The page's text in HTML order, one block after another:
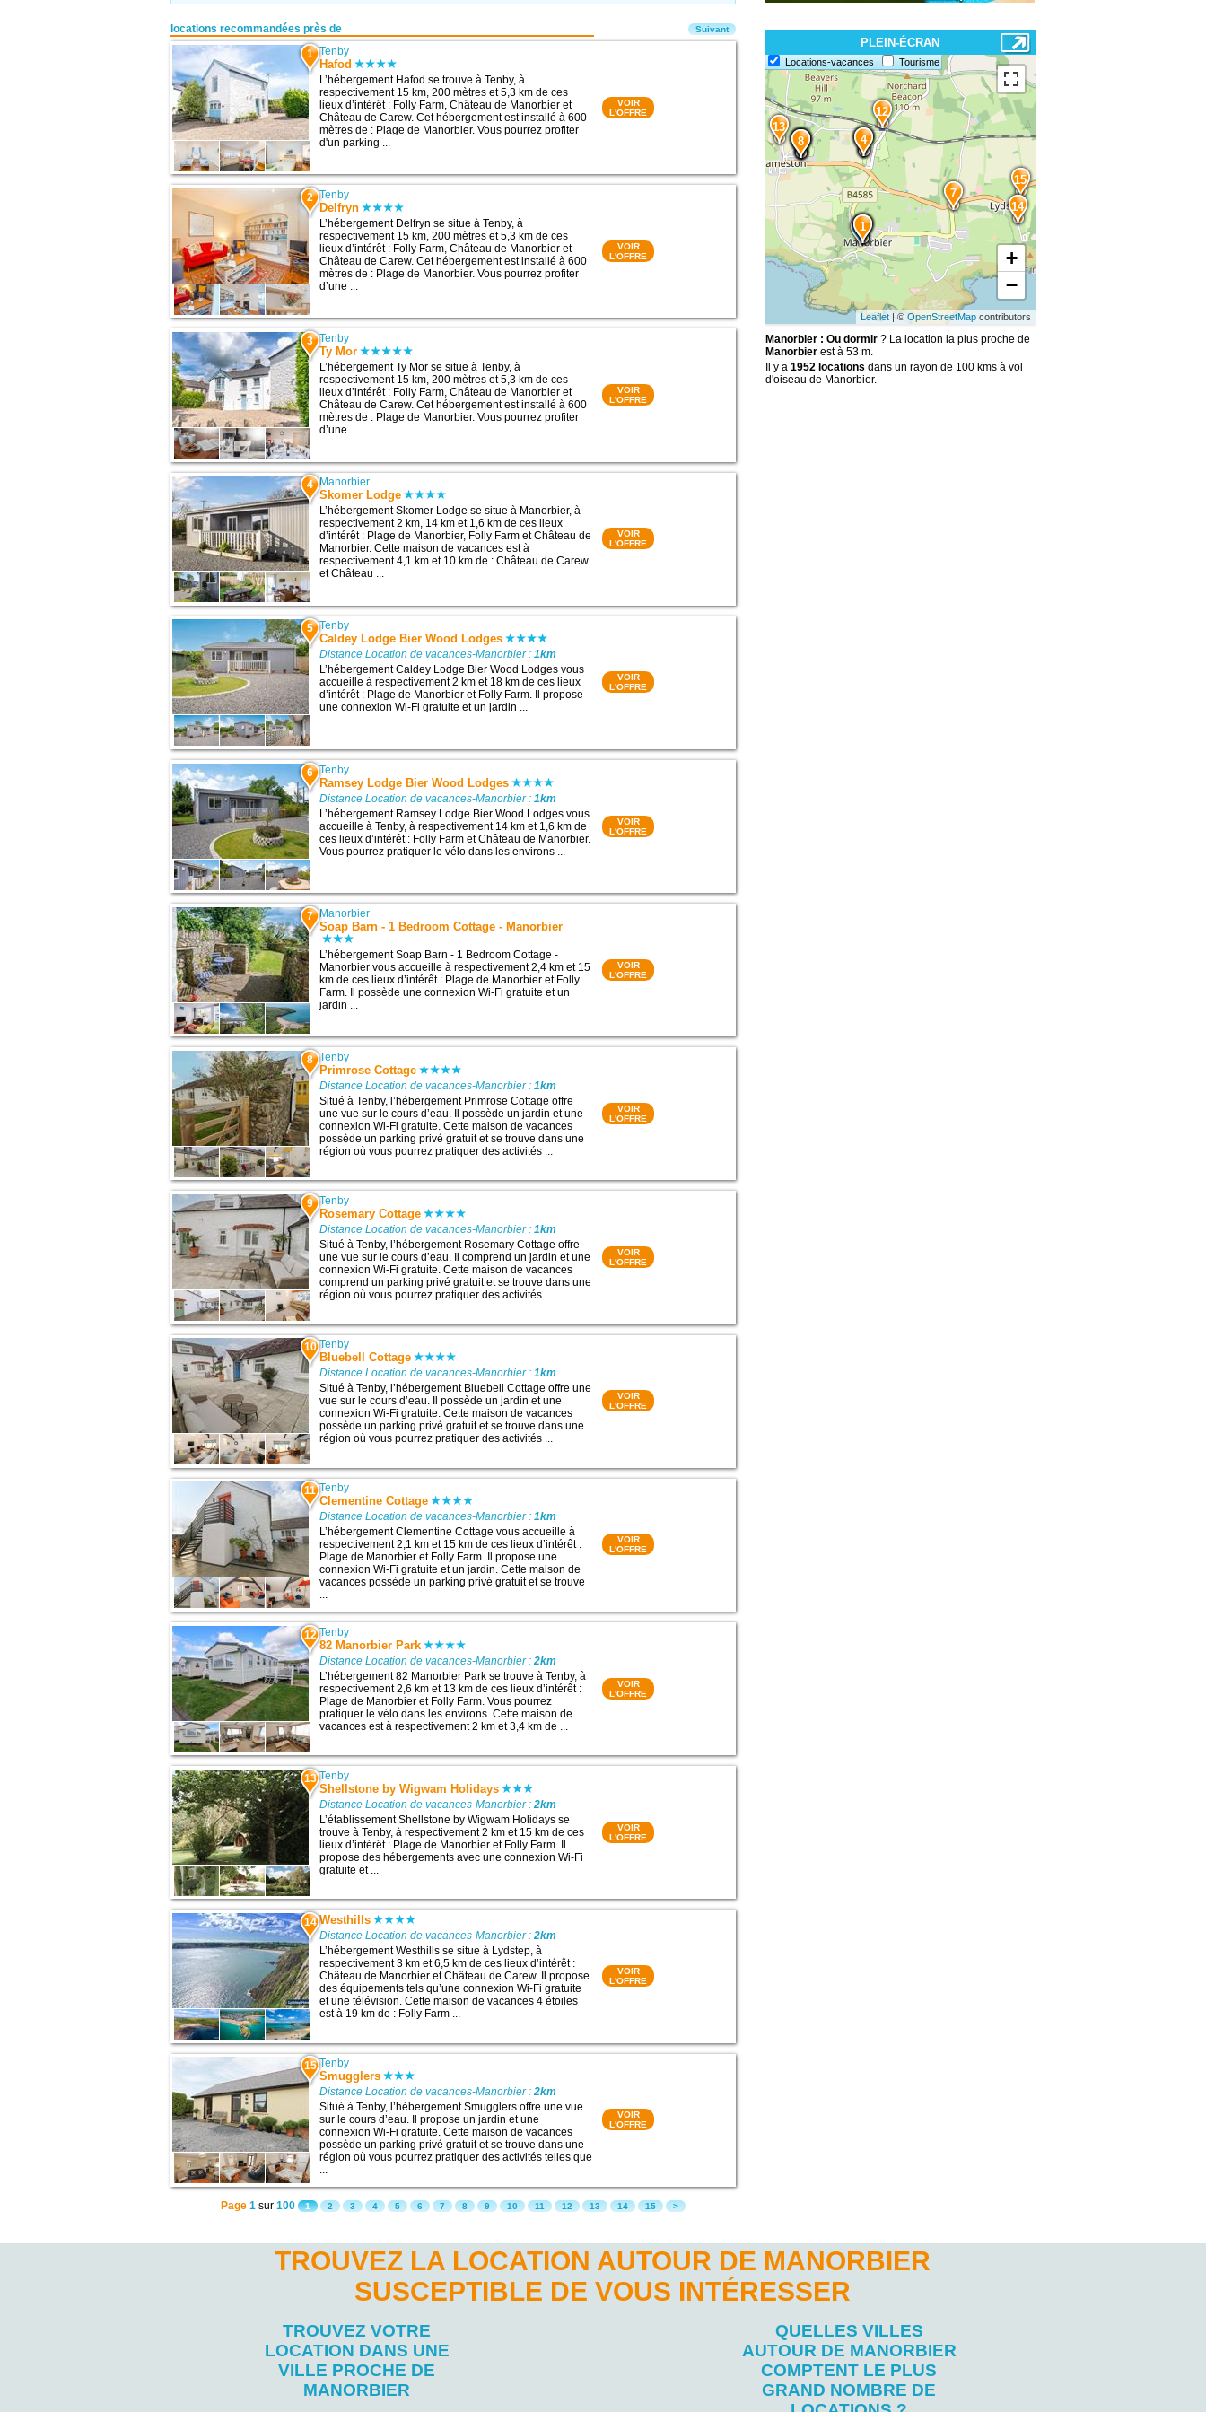
locations recommandées près de
1 Tenby
Hafod
L’hébergement Hafod se trouve à Tenby, à
respectivement 15 km, 200 mètres et 5,3 km de ces
lieux d’intérêt : Folly Farm, Château de Manorbier et
Château de Carew. Cet hébergement est installé à 600
mètres de : Plage de Manorbier. Vous pourrez profiter
d'un parking ...
VOIR
L'OFFRE
2 Tenby
Delfryn
L’hébergement Delfryn se situe à Tenby, à
respectivement 15 km, 200 mètres et 5,3 km de ces
lieux d’intérêt : Folly Farm, Château de Manorbier et
Château de Carew. Cet hébergement est installé à 600
mètres de : Plage de Manorbier. Vous pourrez profiter
d’une ...
VOIR
L'OFFRE
3 Tenby
Ty Mor
L’hébergement Ty Mor se situe à Tenby, à
respectivement 15 km, 200 mètres et 5,3 km de ces
lieux d’intérêt : Folly Farm, Château de Manorbier et
Château de Carew. Cet hébergement est installé à 600
mètres de : Plage de Manorbier. Vous pourrez profiter
d’une ...
VOIR
L'OFFRE
4 Manorbier
Skomer Lodge
L’hébergement Skomer Lodge se situe à Manorbier, à
respectivement 2 km, 14 km et 1,6 km de ces lieux
d’intérêt : Plage de Manorbier, Folly Farm et Château de
Manorbier. Cette maison de vacances est à
respectivement 4,1 km et 10 km de : Château de Carew
et Château ...
VOIR
L'OFFRE
5 Tenby
Caldey Lodge Bier Wood Lodges
Distance Location de vacances-Manorbier :1km
L’hébergement Caldey Lodge Bier Wood Lodges vous
accueille à respectivement 2 km et 18 km de ces lieux
d’intérêt : Plage de Manorbier et Folly Farm. Il propose
une connexion Wi-Fi gratuite et un jardin ...
VOIR
L'OFFRE
6 Tenby
Ramsey Lodge Bier Wood Lodges
Distance Location de vacances-Manorbier :1km
L’hébergement Ramsey Lodge Bier Wood Lodges vous
accueille à Tenby, à respectivement 14 km et 1,6 km de
ces lieux d’intérêt : Folly Farm et Château de Manorbier.
Vous pourrez pratiquer le vélo dans les environs ...
VOIR
L'OFFRE
7 Manorbier
Soap Barn - 1 Bedroom Cottage - Manorbier
L’hébergement Soap Barn - 1 Bedroom Cottage -
Manorbier vous accueille à respectivement 2,4 km et 15
km de ces lieux d’intérêt : Plage de Manorbier et Folly
Farm. Il possède une connexion Wi-Fi gratuite et un
jardin ...
VOIR
L'OFFRE
8 Tenby
Primrose Cottage
Distance Location de vacances-Manorbier :1km
Situé à Tenby, l’hébergement Primrose Cottage offre
une vue sur le cours d’eau. Il possède un jardin et une
connexion Wi-Fi gratuite. Cette maison de vacances
possède un parking privé gratuit et se trouve dans une
région où vous pourrez pratiquer des activités ...
VOIR
L'OFFRE
9 Tenby
Rosemary Cottage
Distance Location de vacances-Manorbier :1km
Situé à Tenby, l’hébergement Rosemary Cottage offre
une vue sur le cours d’eau. Il comprend un jardin et une
connexion Wi-Fi gratuite. Cette maison de vacances
comprend un parking privé gratuit et se trouve dans une
région où vous pourrez pratiquer des activités ...
VOIR
L'OFFRE
10 Tenby
Bluebell Cottage
Distance Location de vacances-Manorbier :1km
Situé à Tenby, l’hébergement Bluebell Cottage offre une
vue sur le cours d’eau. Il possède un jardin et une
connexion Wi-Fi gratuite. Cette maison de vacances
possède un parking privé gratuit et se trouve dans une
région où vous pourrez pratiquer des activités ...
VOIR
L'OFFRE
11 Tenby
Clementine Cottage
Distance Location de vacances-Manorbier :1km
L’hébergement Clementine Cottage vous accueille à
respectivement 2,1 km et 15 km de ces lieux d’intérêt :
Plage de Manorbier et Folly Farm. Il propose une
connexion Wi-Fi gratuite et un jardin. Cette maison de
vacances possède un parking privé gratuit et se trouve
...
VOIR
L'OFFRE
12 Tenby
82 Manorbier Park
Distance Location de vacances-Manorbier :2km
L’hébergement 82 Manorbier Park se trouve à Tenby, à
respectivement 2,6 km et 13 km de ces lieux d’intérêt :
Plage de Manorbier et Folly Farm. Vous pourrez
pratiquer le vélo dans les environs. Cette maison de
vacances est à respectivement 2 km et 3,4 km de ...
VOIR
L'OFFRE
13 Tenby
Shellstone by Wigwam Holidays
Distance Location de vacances-Manorbier :2km
L’établissement Shellstone by Wigwam Holidays se
trouve à Tenby, à respectivement 2 km et 15 km de ces
lieux d’intérêt : Plage de Manorbier et Folly Farm. Il
propose des hébergements avec une connexion Wi-Fi
gratuite et ...
VOIR
L'OFFRE
14 Westhills
Distance Location de vacances-Manorbier :2km
L’hébergement Westhills se situe à Lydstep, à
respectivement 3 km et 6,5 km de ces lieux d’intérêt :
Château de Manorbier et Château de Carew. Il propose
des équipements tels qu’une connexion Wi-Fi gratuite
et une télévision. Cette maison de vacances 4 étoiles
est à 19 km de : Folly Farm ...
VOIR
L'OFFRE
15 Tenby
Smugglers
Distance Location de vacances-Manorbier :2km
Situé à Tenby, l’hébergement Smugglers offre une vue
sur le cours d’eau. Il propose un jardin et une
connexion Wi-Fi gratuite. Cette maison de vacances
possède un parking privé gratuit et se trouve dans une
région où vous pourrez pratiquer des activités telles que
...
VOIR
L'OFFRE
Suivant
Page 1 sur 100 1 2 3 4 5 6 7 8 9 10 11 12 13 14 15 >
PLEIN-ÉCRAN
Locations-vacances Tourisme
15
14
13
12
11
10
9
8
7
6
5
4
3
2
1
+
−
Leaflet | ©OpenStreetMap contributors
Manorbier : Ou dormir? La location la plus proche de
Manorbierest à 53 m.
Il y a 1952 locations dans un rayon de 100 kms à vol
d'oiseau de Manorbier.
TROUVEZ LA LOCATION AUTOUR DE MANORBIER
SUSCEPTIBLE DE VOUS INTÉRESSER
TROUVEZ VOTRE
LOCATION DANS UNE
VILLE PROCHE DE
MANORBIER
QUELLES VILLES
AUTOUR DE MANORBIER
COMPTENT LE PLUS
GRAND NOMBRE DE